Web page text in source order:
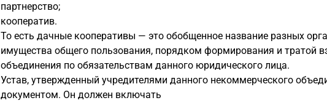
партнерство;
кооператив.
То есть дачные кооперативы — это обобщенное название разных
имущества общего пользования, порядком формирования и тратой
объединения по обязательствам данного юридического лица.
Устав, утвержденный учредителями данного некоммерческого
документом. Он должен включать